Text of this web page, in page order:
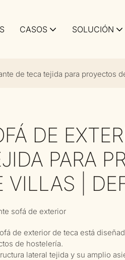
CASOS SOLUCIÓN
de teca tejida para proyectos
DE
PARA
VILLAS |
sofá de exterior
de exterior de teca está
de hostelería.
lateral tejida y su amplio